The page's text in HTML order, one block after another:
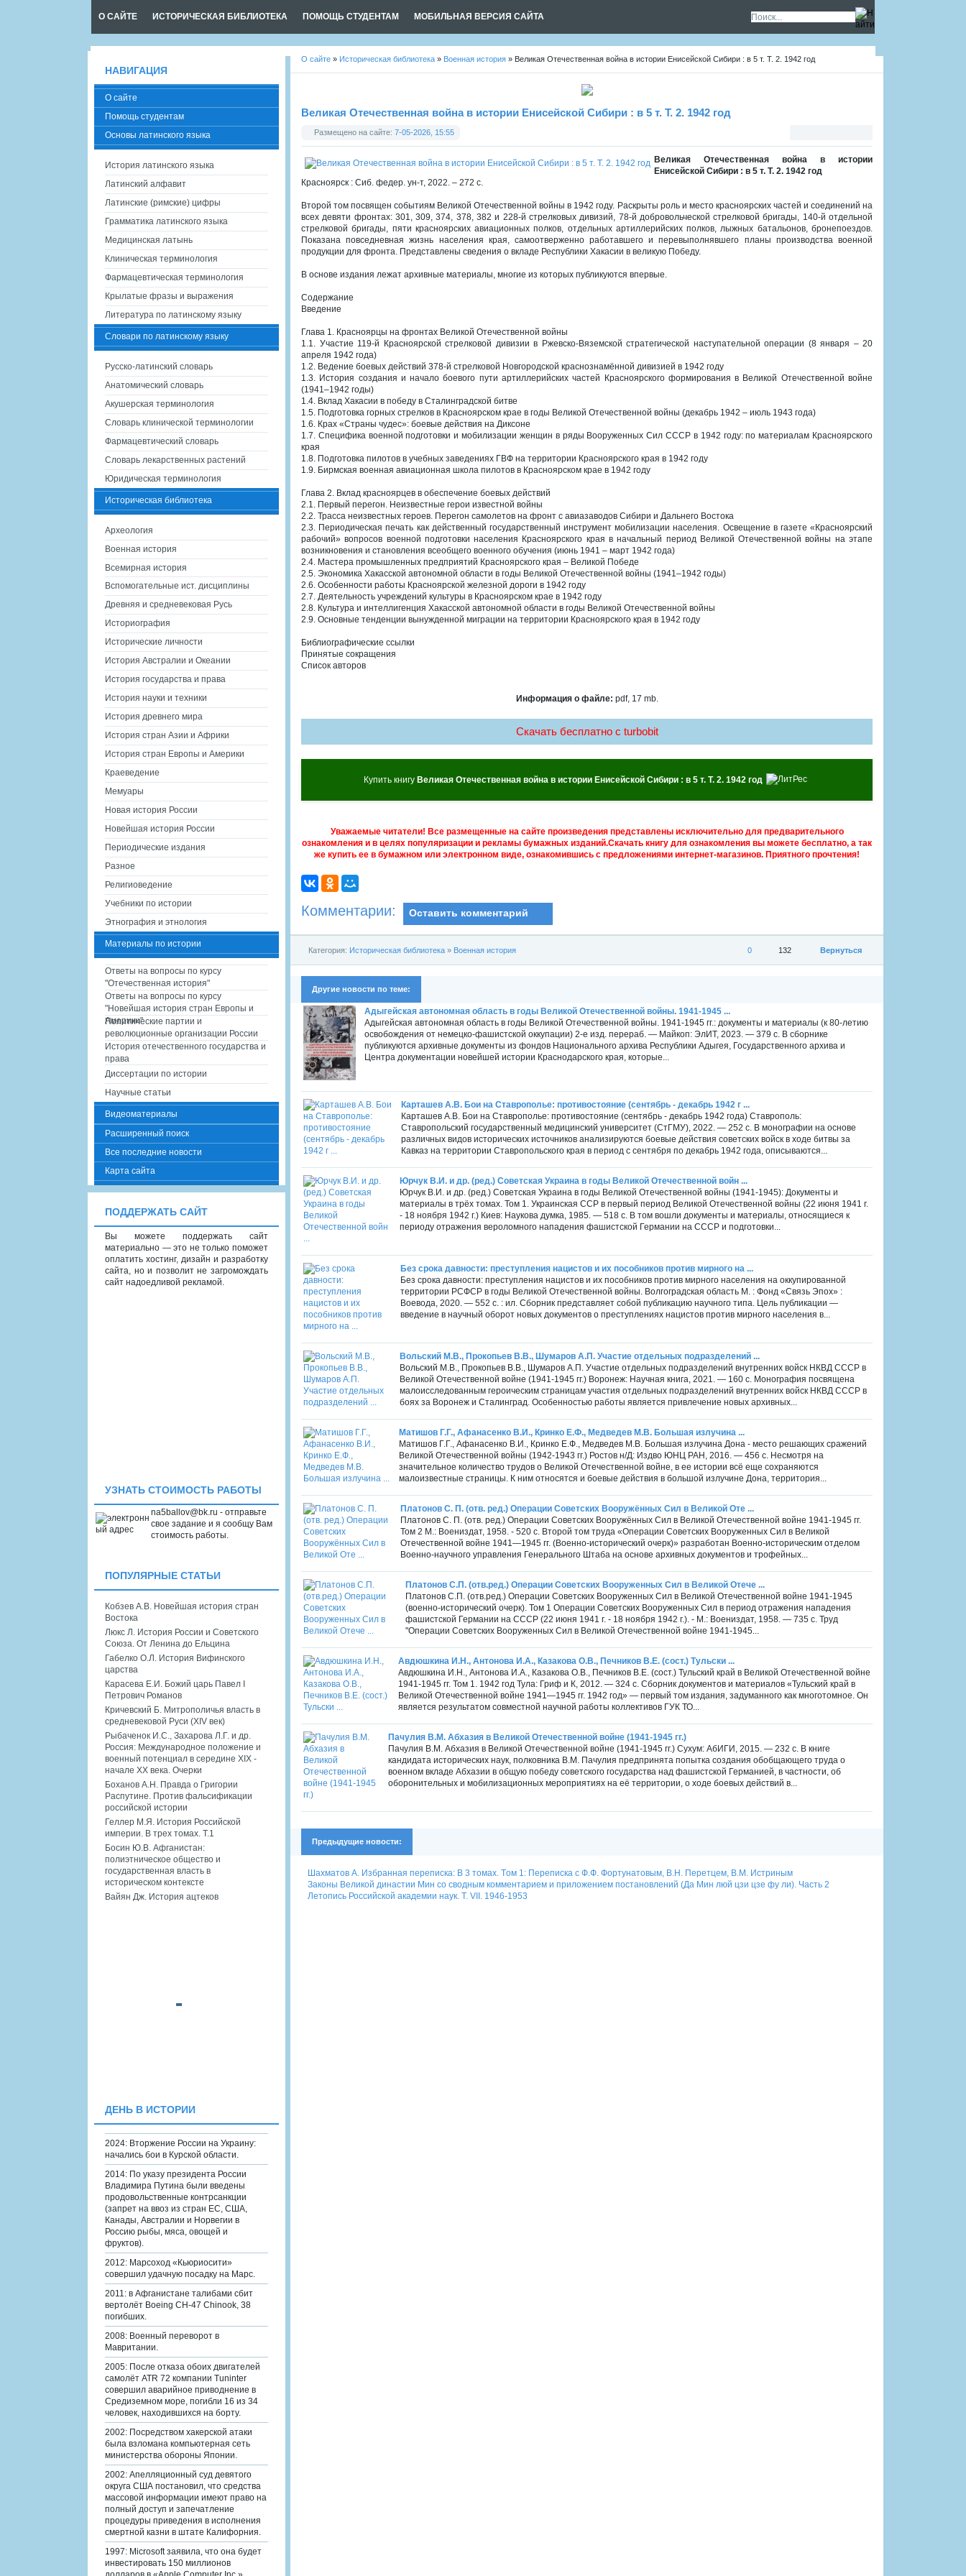
О САЙТЕ ИСТОРИЧЕСКАЯ БИБЛИОТЕКА ПОМОЩЬ СТУДЕНТАМ МОБИЛЬНАЯ ВЕРСИЯ САЙТА
О сайте » Историческая библиотека » Военная история » Великая Отечественная война в истории Енисейской Сибири : в 5 т. Т. 2. 1942 год
Великая Отечественная война в истории Енисейской Сибири : в 5 т. Т. 2. 1942 год
Размещено на сайте: 7-05-2026, 15:55
Великая Отечественная война в истории
Енисейской Сибири : в 5 т. Т. 2. 1942 год
Красноярск : Сиб. федер. ун-т, 2022. – 272 с.
Второй том посвящен событиям Великой Отечественной войны в 1942 году. Раскрыты роль и место красноярских частей и соединений на
всех девяти фронтах: 301, 309, 374, 378, 382 и 228-й стрелковых дивизий, 78-й добровольческой стрелковой бригады, 140-й отдельной
стрелковой бригады, пяти красноярских авиационных полков, отдельных артиллерийских полков, лыжных батальонов, бронепоездов.
Показана повседневная жизнь населения края, самоотверженно работавшего и перевыполнявшего планы производства военной
продукции для фронта. Представлены сведения о вкладе Республики Хакасии в великую Победу.
В основе издания лежат архивные материалы, многие из которых публикуются впервые.
Содержание
Введение
Глава 1. Красноярцы на фронтах Великой Отечественной войны
1.1. Участие 119-й Красноярской стрелковой дивизии в Ржевско-Вяземской стратегической наступательной операции (8 января – 20
апреля 1942 года)
1.2. Ведение боевых действий 378-й стрелковой Новгородской краснознамённой дивизией в 1942 году
1.3. История создания и начало боевого пути артиллерийских частей Красноярского формирования в Великой Отечественной войне
(1941–1942 годы)
1.4. Вклад Хакасии в победу в Сталинградской битве
1.5. Подготовка горных стрелков в Красноярском крае в годы Великой Отечественной войны (декабрь 1942 – июль 1943 года)
1.6. Крах «Страны чудес»: боевые действия на Диксоне
1.7. Специфика военной подготовки и мобилизации женщин в ряды Вооруженных Сил СССР в 1942 году: по материалам Красноярского
края
1.8. Подготовка пилотов в учебных заведениях ГВФ на территории Красноярского края в 1942 году
1.9. Бирмская военная авиационная школа пилотов в Красноярском крае в 1942 году
Глава 2. Вклад красноярцев в обеспечение боевых действий
2.1. Первый перегон. Неизвестные герои известной войны
2.2. Трасса неизвестных героев. Перегон самолетов на фронт с авиазаводов Сибири и Дальнего Востока
2.3. Периодическая печать как действенный государственный инструмент мобилизации населения. Освещение в газете «Красноярский
рабочий» вопросов военной подготовки населения Красноярского края в начальный период Великой Отечественной войны на этапе
возникновения и становления всеобщего военного обучения (июнь 1941 – март 1942 года)
2.4. Мастера промышленных предприятий Красноярского края – Великой Победе
2.5. Экономика Хакасской автономной области в годы Великой Отечественной войны (1941–1942 годы)
2.6. Особенности работы Красноярской железной дороги в 1942 году
2.7. Деятельность учреждений культуры в Красноярском крае в 1942 году
2.8. Культура и интеллигенция Хакасской автономной области в годы Великой Отечественной войны
2.9. Основные тенденции вынужденной миграции на территории Красноярского края в 1942 году
Библиографические ссылки
Принятые сокращения
Список авторов
Информация о файле: pdf, 17 mb.
Скачать бесплатно c turbobit
Купить книгу Великая Отечественная война в истории Енисейской Сибири : в 5 т. Т. 2. 1942 год
Уважаемые читатели! Все размещенные на сайте произведения представлены исключительно для предварительного
ознакомления и в целях популяризации и рекламы бумажных изданий.Скачать книгу для ознакомления вы можете бесплатно, а так
же купить ее в бумажном или электронном виде, ознакомившись с предложениями интернет-магазинов. Приятного прочтения!
Комментарии: Оставить комментарий
Вернуться
132
0
Категория: Историческая библиотека » Военная история
Другие новости по теме:
Адыгейская автономная область в годы Великой Отечественной войны. 1941-1945 ...
Адыгейская автономная область в годы Великой Отечественной войны. 1941-1945 гг.: документы и материалы (к 80-летию
освобождения от немецко-фашистской оккупации) 2-е изд. перераб. — Майкоп: ЭлИТ, 2023. — 379 с. В сборнике
публикуются архивные документы из фондов Национального архива Республики Адыгея, Государственного архива и
Центра документации новейшей истории Краснодарского края, которые...
Карташев А.В. Бои на Ставрополье: противостояние (сентябрь - декабрь 1942 г ...
Карташев А.В. Бои на Ставрополье: противостояние (сентябрь - декабрь 1942 года) Ставрополь:
Ставропольский государственный медицинский университет (СтГМУ), 2022. — 252 с. В монографии на основе
различных видов исторических источников анализируются боевые действия советских войск в ходе битвы за
Кавказ на территории Ставропольского края в период с сентября по декабрь 1942 года, описываются...
Юрчук В.И. и др. (ред.) Советская Украина в годы Великой Отечественной войн ...
Юрчук В.И. и др. (ред.) Советская Украина в годы Великой Отечественной войны (1941-1945): Документы и
материалы в трёх томах. Том 1. Украинская ССР в первый период Великой Отечественной войны (22 июня 1941 г.
- 18 ноября 1942 г.) Киев: Наукова думка, 1985. — 518 с. В том вошли документы и материалы, относящиеся к
периоду отражения вероломного нападения фашистской Германии на СССР и подготовки...
Без срока давности: преступления нацистов и их пособников против мирного на ...
Без срока давности: преступления нацистов и их пособников против мирного населения на оккупированной
территории РСФСР в годы Великой Отечественной войны. Волгоградская область М. : Фонд «Связь Эпох» :
Воевода, 2020. — 552 с. : ил. Сборник представляет собой публикацию научного типа. Цель публикации —
введение в научный оборот новых документов о преступлениях нацистов против мирного населения в...
Вольский М.В., Прокопьев В.В., Шумаров А.П. Участие отдельных подразделений ...
Вольский М.В., Прокопьев В.В., Шумаров А.П. Участие отдельных подразделений внутренних войск НКВД СССР в
Великой Отечественной войне (1941-1945 гг.) Воронеж: Научная книга, 2021. — 160 с. Монография посвящена
малоисследованным героическим страницам участия отдельных подразделений внутренних войск НКВД СССР в
боях за Воронеж и Сталинград. Особенностью работы является привлечение новых архивных...
Матишов Г.Г., Афанасенко В.И., Кринко Е.Ф., Медведев М.В. Большая излучина ...
Матишов Г.Г., Афанасенко В.И., Кринко Е.Ф., Медведев М.В. Большая излучина Дона - место решающих сражений
Великой Отечественной войны (1942-1943 гг.) Ростов н/Д: Издво ЮНЦ РАН, 2016. — 456 с. Несмотря на
значительное количество трудов о Великой Отечественной войне, в ее истории всё еще сохраняются
малоизвестные страницы. К ним относятся и боевые действия в большой излучине Дона, территория...
Платонов С. П. (отв. ред.) Операции Советских Вооружённых Сил в Великой Оте ...
Платонов С. П. (отв. ред.) Операции Советских Вооружённых Сил в Великой Отечественной войне 1941-1945 гг.
Том 2 М.: Воениздат, 1958. - 520 с. Второй том труда «Операции Советских Вооруженных Сил в Великой
Отечественной войне 1941—1945 гг. (Военно-исторический очерк)» разработан Военно-историческим отделом
Военно-научного управления Генерального Штаба на основе архивных документов и трофейных...
Платонов С.П. (отв.ред.) Операции Советских Вооруженных Сил в Великой Отече ...
Платонов С.П. (отв.ред.) Операции Советских Вооруженных Сил в Великой Отечественной войне 1941-1945
(военно-исторический очерк). Том 1 Операции Советских Вооруженных Сил в период отражения нападения
фашистской Германии на СССР (22 июня 1941 г. - 18 ноября 1942 г.). - М.: Воениздат, 1958. — 735 с. Труд
"Операции Советских Вооруженных Сил в Великой Отечественной войне 1941-1945...
Авдюшкина И.Н., Антонова И.А., Казакова О.В., Печников В.Е. (сост.) Тульски ...
Авдюшкина И.Н., Антонова И.А., Казакова О.В., Печников В.Е. (сост.) Тульский край в Великой Отечественной войне
1941-1945 гг. Том 1. 1942 год Тула: Гриф и К, 2012. — 324 с. Сборник документов и материалов «Тульский край в
Великой Отечественной войне 1941—1945 гг. 1942 год» — первый том издания, задуманного как многотомное. Он
является результатом совместной научной работы коллективов ГУК ТО...
Пачулия В.М. Абхазия в Великой Отечественной войне (1941-1945 гг.)
Пачулия В.М. Абхазия в Великой Отечественной войне (1941-1945 гг.) Сухум: АбИГИ, 2015. — 232 с. В книге
кандидата исторических наук, полковника В.М. Пачулия предпринята попытка создания обобщающего труда о
военном вкладе Абхазии в общую победу советского государства над фашистской Германией, в частности, об
оборонительных и мобилизационных мероприятиях на её территории, о ходе боевых действий в...
Предыдущие новости:
Шахматов А. Избранная переписка: В 3 томах. Tом 1: Переписка с Ф.Ф. Фортунатовым, В.Н. Перетцем, В.М. Истриным
Законы Великой династии Мин со сводным комментарием и приложением постановлений (Да Мин люй цзи цзе фу ли). Часть 2
Летопись Российской академии наук. Т. VII. 1946-1953
НАВИГАЦИЯ
О сайте
Помощь студентам
Основы латинского языка
История латинского языка
Латинский алфавит
Латинские (римские) цифры
Грамматика латинского языка
Медицинская латынь
Клиническая терминология
Фармацевтическая терминология
Крылатые фразы и выражения
Литература по латинскому языку
Словари по латинскому языку
Русско-латинский словарь
Анатомический словарь
Акушерская терминология
Словарь клинической терминологии
Фармацевтический словарь
Словарь лекарственных растений
Юридическая терминология
Историческая библиотека
Археология
Военная история
Всемирная история
Вспомогательные ист. дисциплины
Древняя и средневековая Русь
Историография
Исторические личности
История Австралии и Океании
История государства и права
История науки и техники
История древнего мира
История стран Азии и Африки
История стран Европы и Америки
Краеведение
Мемуары
Новая история России
Новейшая история России
Периодические издания
Разное
Религиоведение
Учебники по истории
Этнография и этнология
Материалы по истории
Ответы на вопросы по курсу
"Отечественная история"
Ответы на вопросы по курсу
"Новейшая история стран Европы и
Америки"
Политические партии и
революционные организации России
История отечественного государства и
права
Диссертации по истории
Научные статьи
Видеоматериалы
Расширенный поиск
Все последние новости
Карта сайта
ПОДДЕРЖАТЬ САЙТ
Вы можете поддержать сайт
материально — это не только поможет
оплатить хостинг, дизайн и разработку
сайта, но и позволит не загромождать
сайт надоедливой рекламой.
УЗНАТЬ СТОИМОСТЬ РАБОТЫ
na5ballov@bk.ru - отправьте
свое задание и я сообщу Вам
стоимость работы.
ПОПУЛЯРНЫЕ СТАТЬИ
Кобзев А.В. Новейшая история стран
Востока
Люкс Л. История России и Советского
Союза. От Ленина до Ельцина
Габелко О.Л. История Вифинского
царства
Карасева Е.И. Божий царь Павел I
Петрович Романов
Кричевский Б. Митрополичья власть в
средневековой Руси (XIV век)
Рыбаченок И.С., Захарова Л.Г. и др.
Россия: Международное положение и
военный потенциал в середине XIX -
начале XX века. Очерки
Боханов А.Н. Правда о Григории
Распутине. Против фальсификации
российской истории
Геллер М.Я. История Российской
империи. В трех томах. Т.1
Босин Ю.В. Афганистан:
полиэтническое общество и
государственная власть в
историческом контексте
Вайян Дж. История ацтеков
ДЕНЬ В ИСТОРИИ
2024: Вторжение России на Украину:
начались бои в Курской области.
2014: По указу президента России
Владимира Путина были введены
продовольственные контрсанкции
(запрет на ввоз из стран ЕС, США,
Канады, Австралии и Норвегии в
Россию рыбы, мяса, овощей и
фруктов).
2012: Марсоход «Кьюриосити»
совершил удачную посадку на Марс.
2011: в Афганистане талибами сбит
вертолёт Boeing CH-47 Chinook, 38
погибших.
2008: Военный переворот в
Мавритании.
2005: После отказа обоих двигателей
самолёт ATR 72 компании Tuninter
совершил аварийное приводнение в
Средиземном море, погибли 16 из 34
человек, находившихся на борту.
2002: Посредством хакерской атаки
была взломана компьютерная сеть
министерства обороны Японии.
2002: Апелляционный суд девятого
округа США постановил, что средства
массовой информации имеют право на
полный доступ и запечатление
процедуры приведения в исполнения
смертной казни в штате Калифорния.
1997: Microsoft заявила, что она будет
инвестировать 150 миллионов